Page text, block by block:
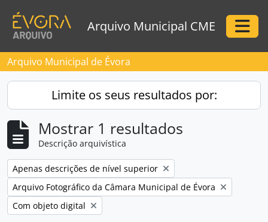
Arquivo Municipal CME
Arquivo Municipal de Évora
Limite os seus resultados por:
Mostrar 1 resultados
Descrição arquivística
Remove filter:
Apenas descrições de nível superior
Remove filter:
Arquivo Fotográfico da Câmara Municipal de Évora
Remove filter:
Com objeto digital